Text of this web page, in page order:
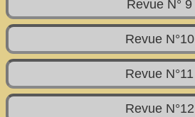
Revue N° 9
Revue N°10
Revue N°11
Revue N°12